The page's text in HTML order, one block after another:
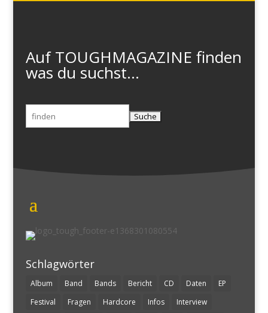
Auf TOUGHMAGAZINE finden
was du suchst...
Suchen
nach:
Schlagwörter
Album Band Bands Bericht CD Daten
EP
Festival
Fragen Hardcore Infos Interview